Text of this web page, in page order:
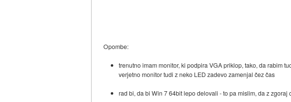
Opombe:
trenutno imam monitor, ki podpira VGA priklop, tako, da rabim
verjetno monitor tudi z neko LED zadevo zamenjal čez čas
rad bi, da bi Win 7 64bit lepo delovali - to pa mislim, da z